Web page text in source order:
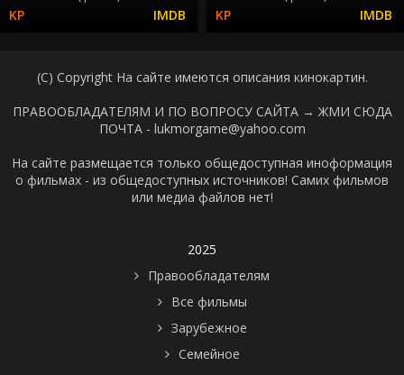
(C) Copyright На сайте имеются описания кинокартин.
ПРАВООБЛАДАТЕЛЯМ И ПО ВОПРОСУ САЙТА → ЖМИ СЮДА
ПОЧТА - lukmorgame@yahoo.com
На сайте размещается только общедоступная иноформация
о фильмах - из общедоступных источников! Самих фильмов
или медиа файлов нет!
2025
Правообладателям
Все фильмы
Зарубежное
Семейное